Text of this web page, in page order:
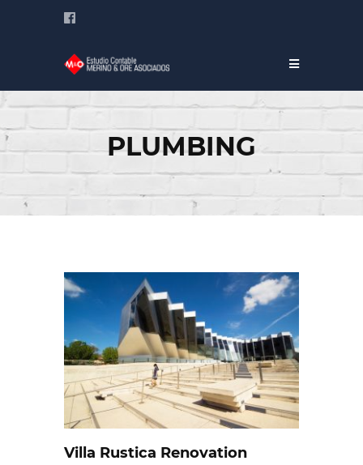
PLUMBING
Villa Rustica Renovation